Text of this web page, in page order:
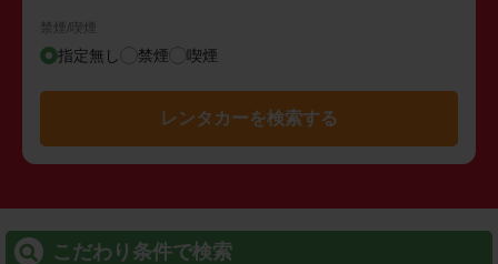
禁煙/喫煙
指定無し 禁煙 喫煙
レンタカーを検索する
こだわり条件で検索